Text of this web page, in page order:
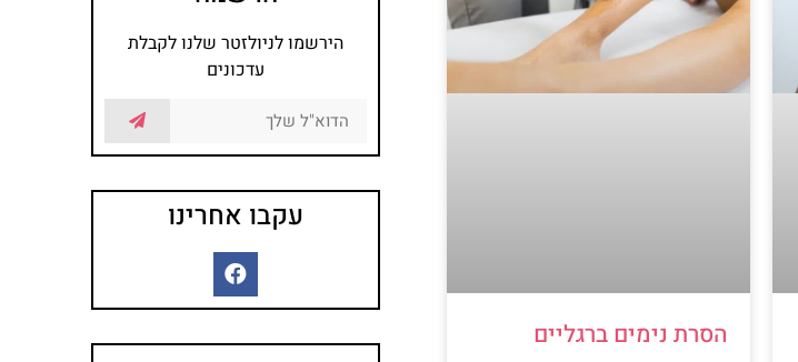
הסרת נימים ברגליים
הירשמו לניולזטר שלנו לקבלת
עדכונים
עקבו אחרינו